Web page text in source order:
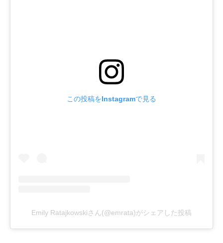
この投稿をInstagramで見る
Emily Ratajkowskiさん(@emrata)がシェアした投稿